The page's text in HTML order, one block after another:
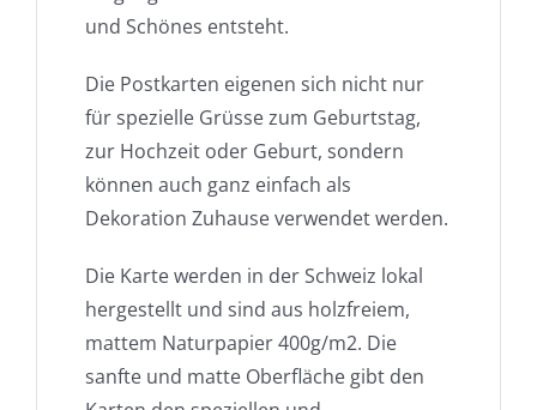
und Schönes entsteht.
Die Postkarten eigenen sich nicht nur
für spezielle Grüsse zum Geburtstag,
zur Hochzeit oder Geburt, sondern
können auch ganz einfach als
Dekoration Zuhause verwendet werden.
Die Karte werden in der Schweiz lokal
hergestellt und sind aus holzfreiem,
mattem Naturpapier 400g/m2. Die
sanfte und matte Oberfläche gibt den